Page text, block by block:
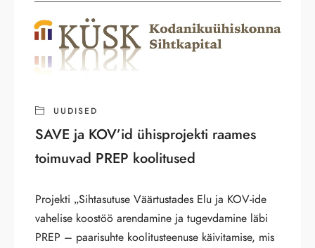
UUDISED
SAVE ja KOV’id ühisprojekti raames
toimuvad PREP koolitused
Projekti „Sihtasutuse Väärtustades Elu ja KOV-ide
vahelise koostöö arendamine ja tugevdamine läbi
PREP – paarisuhte koolitusteenuse käivitamise, mis